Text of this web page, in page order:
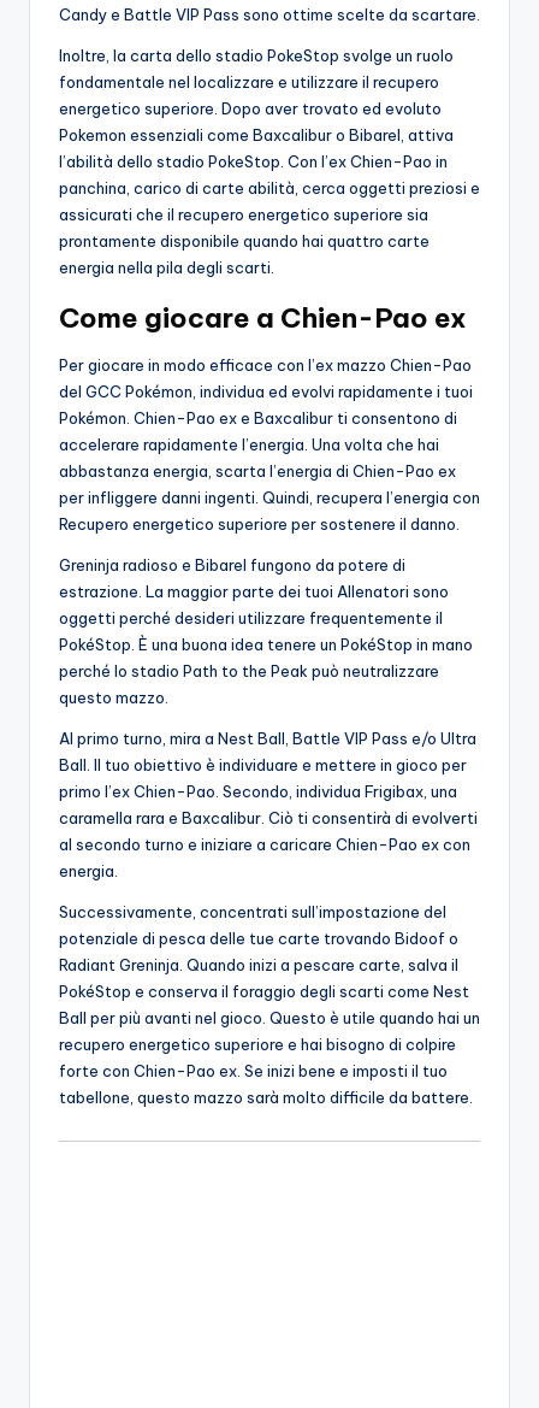
Candy e Battle VIP Pass sono ottime scelte da scartare.
Inoltre, la carta dello stadio PokeStop svolge un ruolo
fondamentale nel localizzare e utilizzare il recupero
energetico superiore. Dopo aver trovato ed evoluto
Pokemon essenziali come Baxcalibur o Bibarel, attiva
l’abilità dello stadio PokeStop. Con l’ex Chien-Pao in
panchina, carico di carte abilità, cerca oggetti preziosi e
assicurati che il recupero energetico superiore sia
prontamente disponibile quando hai quattro carte
energia nella pila degli scarti.
Come giocare a Chien-Pao ex
Per giocare in modo efficace con l’ex mazzo Chien-Pao
del GCC Pokémon, individua ed evolvi rapidamente i tuoi
Pokémon. Chien-Pao ex e Baxcalibur ti consentono di
accelerare rapidamente l’energia. Una volta che hai
abbastanza energia, scarta l’energia di Chien-Pao ex
per infliggere danni ingenti. Quindi, recupera l’energia con
Recupero energetico superiore per sostenere il danno.
Greninja radioso e Bibarel fungono da potere di
estrazione. La maggior parte dei tuoi Allenatori sono
oggetti perché desideri utilizzare frequentemente il
PokéStop. È una buona idea tenere un PokéStop in mano
perché lo stadio Path to the Peak può neutralizzare
questo mazzo.
Al primo turno, mira a Nest Ball, Battle VIP Pass e/o Ultra
Ball. Il tuo obiettivo è individuare e mettere in gioco per
primo l’ex Chien-Pao. Secondo, individua Frigibax, una
caramella rara e Baxcalibur. Ciò ti consentirà di evolverti
al secondo turno e iniziare a caricare Chien-Pao ex con
energia.
Successivamente, concentrati sull’impostazione del
potenziale di pesca delle tue carte trovando Bidoof o
Radiant Greninja. Quando inizi a pescare carte, salva il
PokéStop e conserva il foraggio degli scarti come Nest
Ball per più avanti nel gioco. Questo è utile quando hai un
recupero energetico superiore e hai bisogno di colpire
forte con Chien-Pao ex. Se inizi bene e imposti il ​​tuo
tabellone, questo mazzo sarà molto difficile da battere.